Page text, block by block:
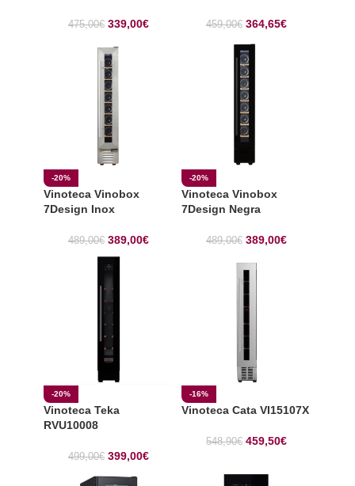
475,00€ 339,00€ 459,00€ 364,65€
-20%
Vinoteca Vinobox
7Design Inox
489,00€ 389,00€
-20%
Vinoteca Vinobox
7Design Negra
489,00€ 389,00€
-20%
Vinoteca Teka
RVU10008
499,00€ 399,00€
-16%
Vinoteca Cata VI15107X
548,90€ 459,50€